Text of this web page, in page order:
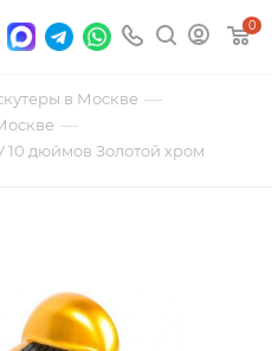
0
в Москве —
—
10 дюймов Золотой хром